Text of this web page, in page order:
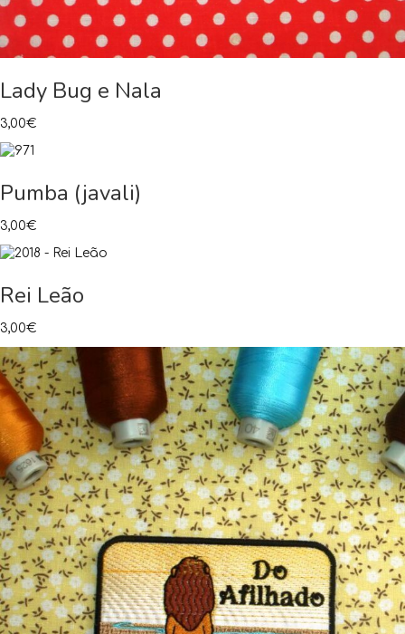
Lady Bug e Nala
3,00€
Pumba (javali)
3,00€
Rei Leão
3,00€